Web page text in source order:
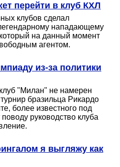
перейти в клуб КХЛ
клубов сделал
нападающему
на данный момент
агентом.
из-за политики
"Милан" не намерен
бразильца Рикардо
более известного под
руководство клуба
я выгляжу как